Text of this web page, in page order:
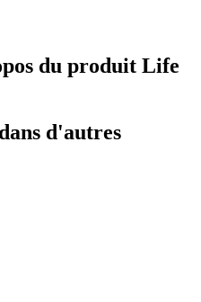
du produit Life
d'autres